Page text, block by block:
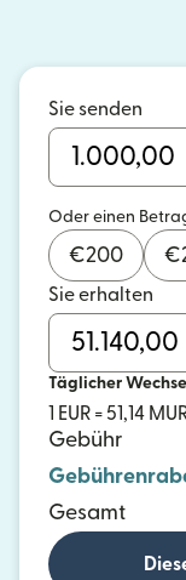
Sie senden
Oder einen
€200 €
Sie erhalten
Täglicher
1 EUR = 51,14
Gebühr
Gesamt